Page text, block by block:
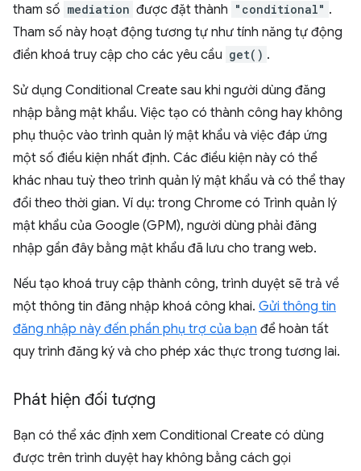
tham số mediation được đặt thành "conditional" .
Tham số này hoạt động tương tự như tính năng tự động
điền khoá truy cập cho các yêu cầu get() .
Sử dụng Conditional Create sau khi người dùng đăng
nhập bằng mật khẩu. Việc tạo có thành công hay không
phụ thuộc vào trình quản lý mật khẩu và việc đáp ứng
một số điều kiện nhất định. Các điều kiện này có thể
khác nhau tuỳ theo trình quản lý mật khẩu và có thể thay
đổi theo thời gian. Ví dụ: trong Chrome có Trình quản lý
mật khẩu của Google (GPM), người dùng phải đăng
nhập gần đây bằng mật khẩu đã lưu cho trang web.
Nếu tạo khoá truy cập thành công, trình duyệt sẽ trả về
một thông tin đăng nhập khoá công khai. Gửi thông tin
đăng nhập này đến phần phụ trợ của bạn để hoàn tất
quy trình đăng ký và cho phép xác thực trong tương lai.
Phát hiện đối tượng
Bạn có thể xác định xem Conditional Create có dùng
được trên trình duyệt hay không bằng cách gọi